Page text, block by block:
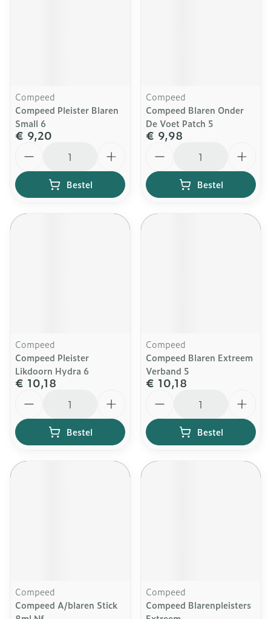
Compeed
Compeed Pleister Blaren
Small 6
€ 9,20
Bestel
Compeed
Compeed Blaren Onder
De Voet Patch 5
€ 9,98
Bestel
Compeed
Compeed Pleister
Likdoorn Hydra 6
€ 10,18
Bestel
Compeed
Compeed Blaren Extreem
Verband 5
€ 10,18
Bestel
Compeed
Compeed A/blaren Stick
Compeed
Compeed Blarenpleisters